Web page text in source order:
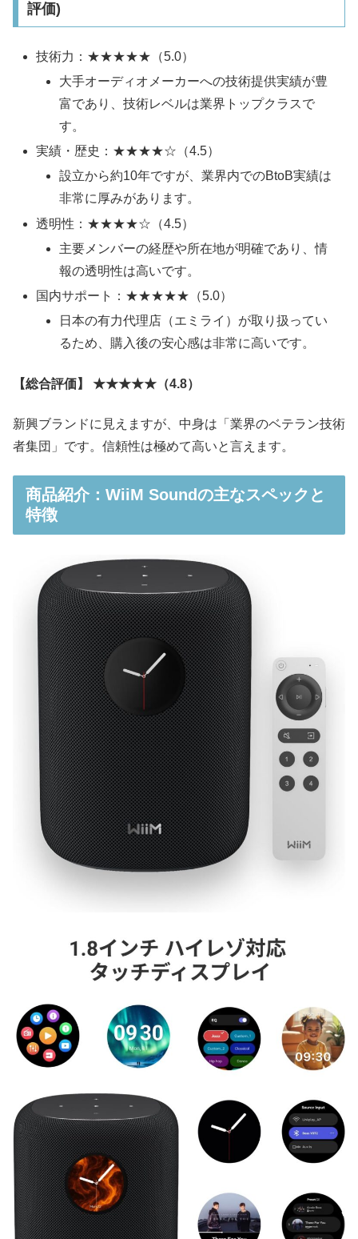
評価)
技術力：★★★★★（5.0）
大手オーディオメーカーへの技術提供実績が豊
富であり、技術レベルは業界トップクラスで
す。
実績・歴史：★★★★☆（4.5）
設立から約10年ですが、業界内でのBtoB実績は
非常に厚みがあります。
透明性：★★★★☆（4.5）
主要メンバーの経歴や所在地が明確であり、情
報の透明性は高いです。
国内サポート：★★★★★（5.0）
日本の有力代理店（エミライ）が取り扱ってい
るため、購入後の安心感は非常に高いです。
【総合評価】 ★★★★★（4.8）
新興ブランドに見えますが、中身は「業界のベテラン技術
者集団」です。信頼性は極めて高いと言えます。
商品紹介：WiiM Soundの主なスペックと
特徴